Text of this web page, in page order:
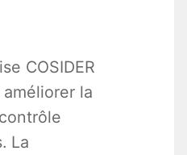
COSIDER
améliorer la
La